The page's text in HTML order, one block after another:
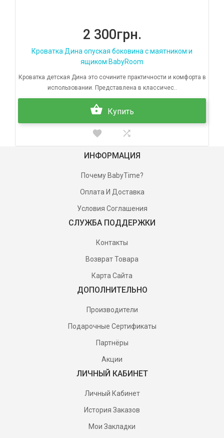
2 300грн.
Кроватка Дина опуская боковина с маятником и
ящиком BabyRoom
Кроватка детская Дина это сочините практичности и комфорта в
использовании. Представлена в классичес..
Купить
ИНФОРМАЦИЯ
Почему BabyTime?
Оплата И Доставка
Условия Соглашения
СЛУЖБА ПОДДЕРЖКИ
Контакты
Возврат Товара
Карта Сайта
ДОПОЛНИТЕЛЬНО
Производители
Подарочные Сертификаты
Партнёры
Акции
ЛИЧНЫЙ КАБИНЕТ
Личный Кабинет
История Заказов
Мои Закладки